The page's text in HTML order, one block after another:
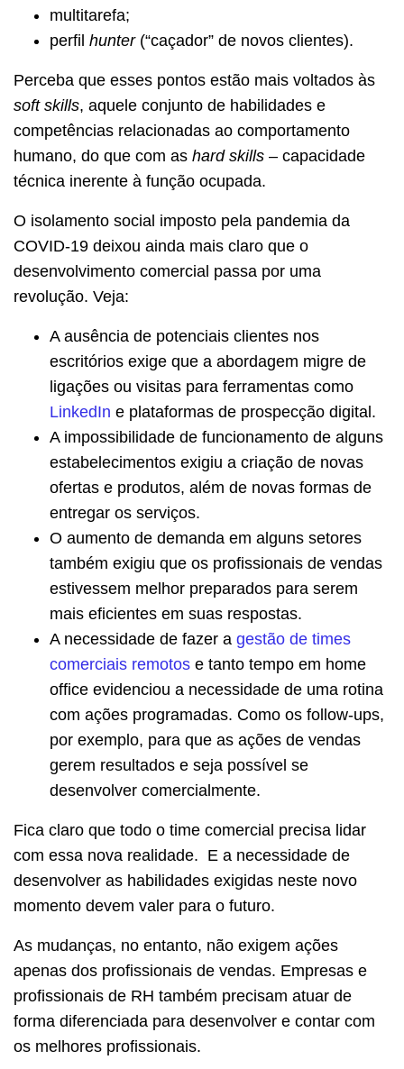
multitarefa;
perfil hunter(“caçador” de novos clientes).
Perceba que esses pontos estão mais voltados às
soft skills, aquele conjunto de habilidades e
competências relacionadas ao comportamento
humano, do que com as hard skills – capacidade
técnica inerente à função ocupada.
O isolamento social imposto pela pandemia da
COVID-19 deixou ainda mais claro que o
desenvolvimento comercial passa por uma
revolução. Veja:
A ausência de potenciais clientes nos
escritórios exige que a abordagem migre de
ligações ou visitas para ferramentas como
LinkedIn e plataformas de prospecção digital.
A impossibilidade de funcionamento de alguns
estabelecimentos exigiu a criação de novas
ofertas e produtos, além de novas formas de
entregar os serviços.
O aumento de demanda em alguns setores
também exigiu que os profissionais de vendas
estivessem melhor preparados para serem
mais eficientes em suas respostas.
A necessidade de fazer a gestão de times
comerciais remotos e tanto tempo em home
office evidenciou a necessidade de uma rotina
com ações programadas. Como os follow-ups,
por exemplo, para que as ações de vendas
gerem resultados e seja possível se
desenvolver comercialmente.
Fica claro que todo o time comercial precisa lidar
com essa nova realidade. E a necessidade de
desenvolver as habilidades exigidas neste novo
momento devem valer para o futuro.
As mudanças, no entanto, não exigem ações
apenas dos profissionais de vendas. Empresas e
profissionais de RH também precisam atuar de
forma diferenciada para desenvolver e contar com
os melhores profissionais.